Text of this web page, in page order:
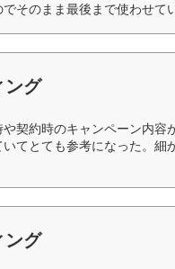
そのまま最後まで使わせて
ング
契約時のキャンペーン内容
てとても参考になった。細
ング